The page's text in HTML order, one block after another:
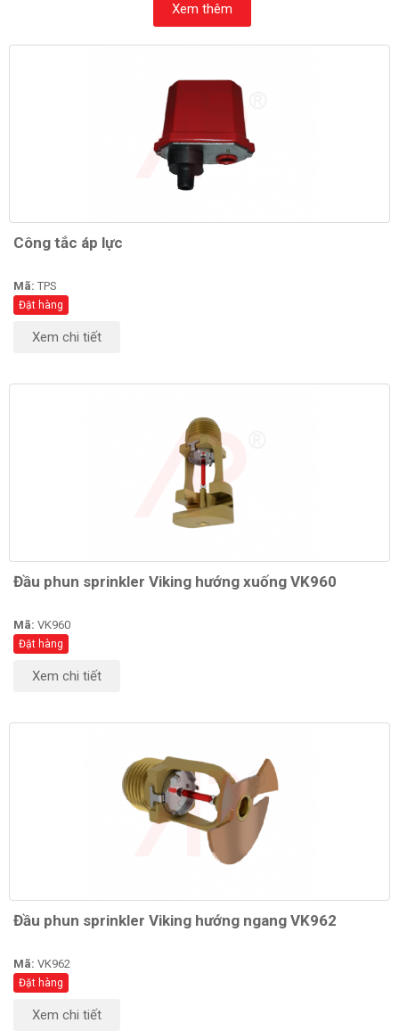
Xem thêm
Công tắc áp lực
Mã: TPS
Đặt hàng
Xem chi tiết
Đầu phun sprinkler Viking hướng xuống VK960
Mã: VK960
Đặt hàng
Xem chi tiết
Đầu phun sprinkler Viking hướng ngang VK962
Mã: VK962
Đặt hàng
Xem chi tiết